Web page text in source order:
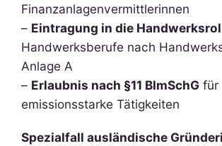
Finanzanlagenvermittlerinnen
– Eintragung in die
Handwerksberufe nach
Anlage A
– Erlaubnis nach §11 BImSchG für
emissionsstarke Tätigkeiten
Spezialfall ausländische